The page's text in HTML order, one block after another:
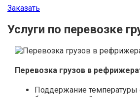
Заказать
Услуги по перевозке
Перевозка грузов в
Поддержание температуры